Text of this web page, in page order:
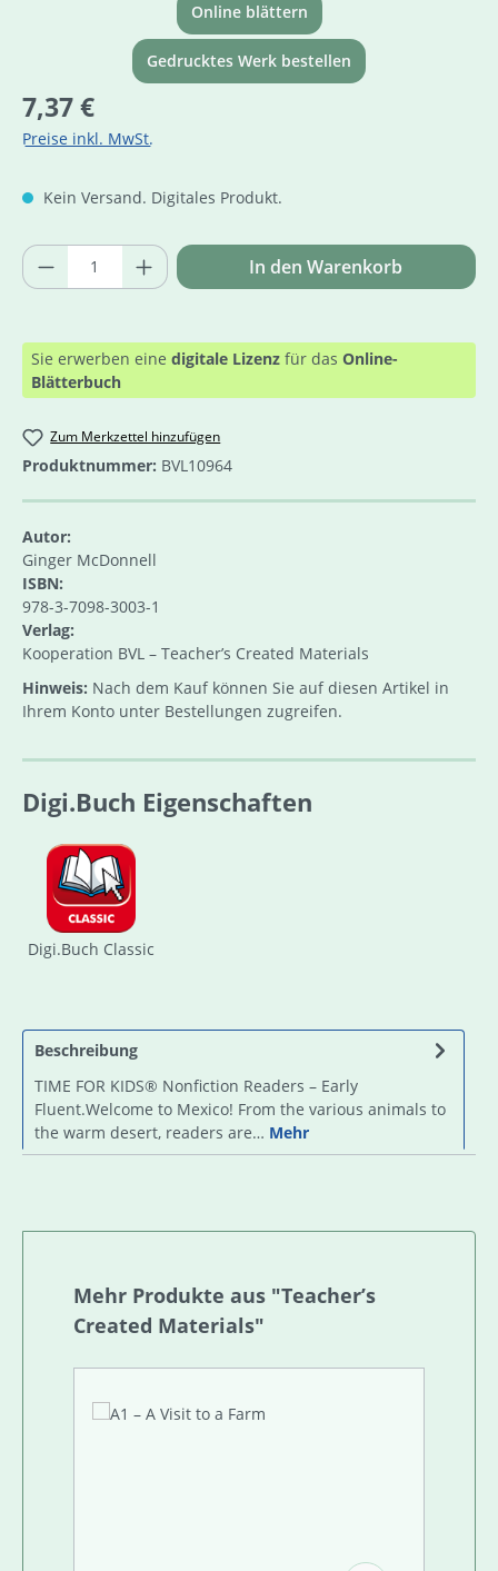
Online blättern
Gedrucktes Werk bestellen
Regulärer Preis:
7,37 €
Preise inkl. MwSt.
Kein Versand. Digitales Produkt.
Produkt Anzahl: Gib den gewünschten
In den Warenkorb
Sie erwerben eine digitale Lizenz für das Online-
Blätterbuch
Zum Merkzettel hinzufügen
Produktnummer: BVL10964
Autor:
Ginger McDonnell
ISBN:
978-3-7098-3003-1
Verlag:
Kooperation BVL – Teacher’s Created Materials
Hinweis: Nach dem Kauf können Sie auf diesen Artikel in
Ihrem Konto unter Bestellungen zugreifen.
Digi.Buch Eigenschaften
Digi.Buch Classic
Beschreibung
TIME FOR KIDS® Nonfiction Readers – Early
Fluent.Welcome to Mexico! From the various animals to
the warm desert, readers are… Mehr
Produktgalerie überspringen
Mehr Produkte aus "Teacher’s
Created Materials"